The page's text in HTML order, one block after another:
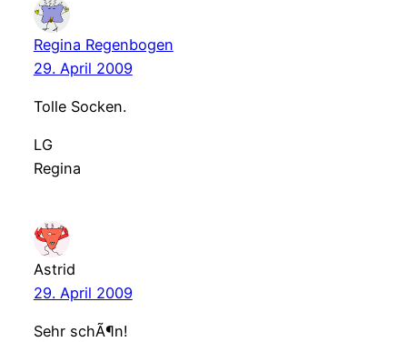
Regina Regenbogen
29. April 2009
Tolle Socken.
LG
Regina
Astrid
29. April 2009
Sehr schÃ¶n!